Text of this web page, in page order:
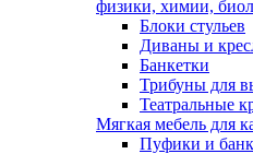
физики, химии,
Блоки стульев
Диваны и
Банкетки
Трибуны для
Театральные
Мягкая мебель для
Пуфики и